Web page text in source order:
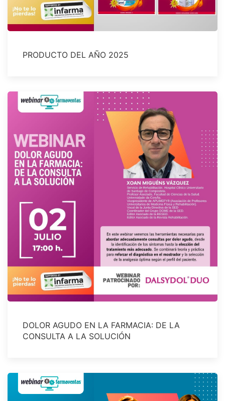
PRODUCTO DEL AÑO 2025
DOLOR AGUDO EN LA FARMACIA: DE LA
CONSULTA A LA SOLUCIÓN